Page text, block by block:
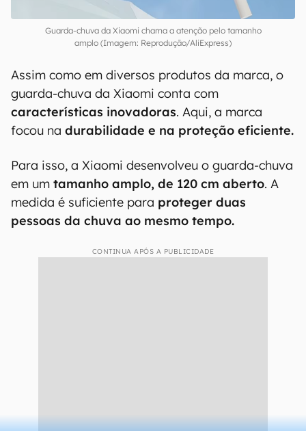
Guarda-chuva da Xiaomi chama a atenção pelo tamanho
amplo (Imagem: Reprodução/AliExpress)
Assim como em diversos produtos da marca, o
guarda-chuva da Xiaomi conta com
características inovadoras. Aqui, a marca
focou na durabilidade e na proteção eficiente.
Para isso, a Xiaomi desenvolveu o guarda-chuva
em um tamanho amplo, de 120 cm aberto. A
medida é suficiente para proteger duas
pessoas da chuva ao mesmo tempo.
CONTINUA APÓS A PUBLICIDADE